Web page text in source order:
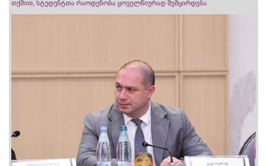
თქმით, სტუდენტთა რაოდენობა ყოველწიურად შემცირდება